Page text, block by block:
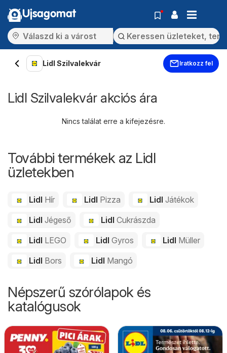
Ujsagomat
Lidl Szilvalekvár Iratkozz fel
Lidl Szilvalekvár akciós ára
Nincs találat erre a kifejezésre.
További termékek az Lidl
üzletekben
Lidl Hír Lidl Pizza LidlJátékok
Lidl Jégeső Lidl Cukrászda
Lidl LEGO Lidl Gyros Lidl Müller
Lidl Bors Lidl Mangó
Népszerű szórólapok és
katalógusok